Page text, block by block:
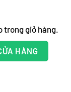
trong giỏ hàng.
HÀNG